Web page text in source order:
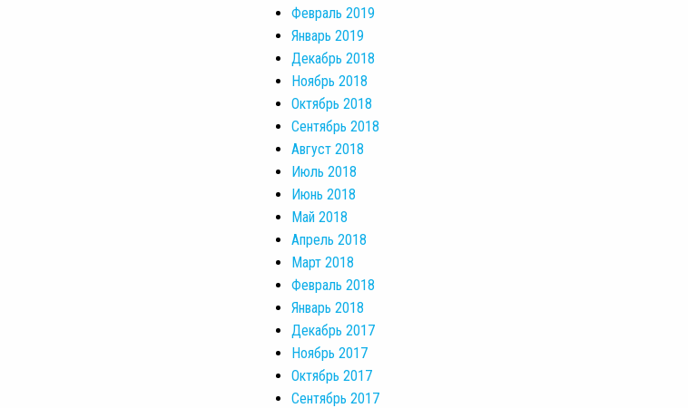
Февраль 2019
Январь 2019
Декабрь 2018
Ноябрь 2018
Октябрь 2018
Сентябрь 2018
Август 2018
Июль 2018
Июнь 2018
Май 2018
Апрель 2018
Март 2018
Февраль 2018
Январь 2018
Декабрь 2017
Ноябрь 2017
Октябрь 2017
Сентябрь 2017